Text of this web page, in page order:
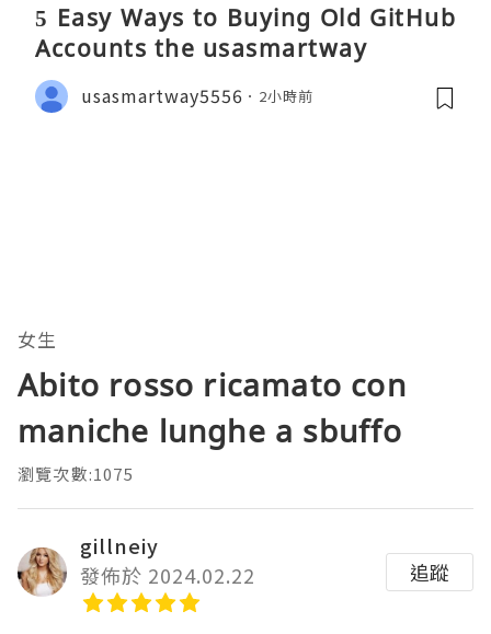
5 Easy Ways to Buying Old GitHub
Accounts the usasmartway
usasmartway5556 2小時前
女生
Abito rosso ricamato con
maniche lunghe a sbuffo
瀏覽次數:1075
gillneiy
發佈於 2024.02.22
追蹤